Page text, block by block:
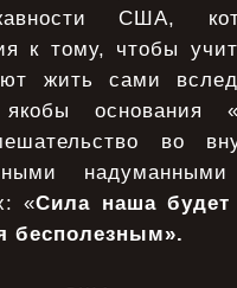
США,
к тому, чтобы
жить сами
основания
во
«Сила наша
бесполезным».